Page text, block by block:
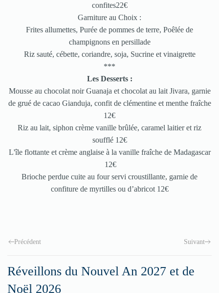
confites22€
Garniture au Choix :
Frites allumettes, Purée de pommes de terre, Poêlée de
champignons en persillade
Riz sauté, cébette, coriandre, soja, Sucrine et vinaigrette
***
Les Desserts :
Mousse au chocolat noir Guanaja et chocolat au lait Jivara, garnie
de grué de cacao Gianduja, confit de clémentine et menthe fraîche
12€
Riz au lait, siphon crème vanille brûlée, caramel laitier et riz
soufflé 12€
L'île flottante et crème anglaise à la vanille fraîche de Madagascar
12€
Brioche perdue cuite au four servi croustillante, garnie de
confiture de myrtilles ou d’abricot 12€
Précédent Suivant
Réveillons du Nouvel An 2027 et de
Noël 2026